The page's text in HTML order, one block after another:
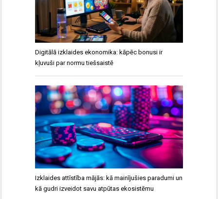
Digitālā izklaides ekonomika: kāpēc bonusi ir
kļuvuši par normu tiešsaistē
Izklaides attīstība mājās: kā mainījušies paradumi un
kā gudri izveidot savu atpūtas ekosistēmu